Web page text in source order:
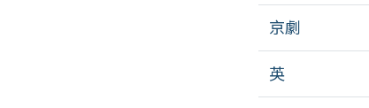
京劇
英